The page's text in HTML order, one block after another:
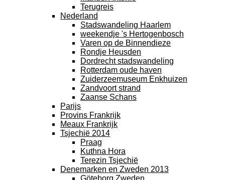
Terugreis
Nederland
Stadswandeling Haarlem
weekendje 's Hertogenbosch
Varen op de Binnendieze
Rondje Heusden
Dordrecht stadswandeling
Rotterdam oude haven
Zuiderzeemuseum Enkhuizen
Zandvoort strand
Zaanse Schans
Parijs
Provins Frankrijk
Meaux Frankrijk
Tsjechië 2014
Praag
Kuthna Hora
Terezin Tsjechië
Denemarken en Zweden 2013
Göteborg Zweden